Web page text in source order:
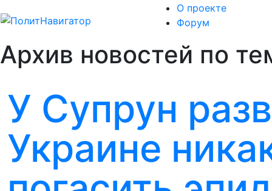
О проекте
Форум
Архив новостей по
У Супрун
Украине